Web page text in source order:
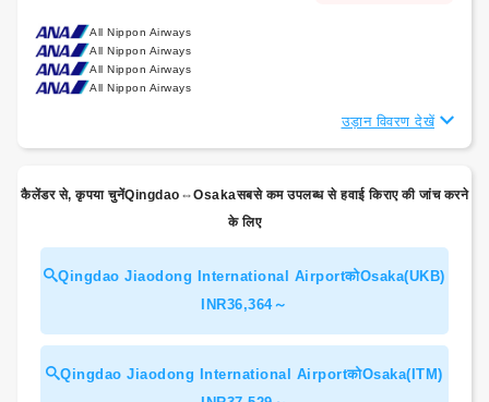
All Nippon Airways
All Nippon Airways
All Nippon Airways
All Nippon Airways
उड़ान विवरण देखें
कैलेंडर से, कृपया चुनेंQingdao⇔Osakaसबसे कम उपलब्ध से हवाई किराए की जांच करने
के लिए
Qingdao Jiaodong International AirportकोOsaka(UKB)
INR36,364～
Qingdao Jiaodong International AirportकोOsaka(ITM)